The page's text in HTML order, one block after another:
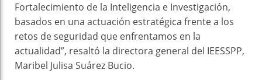
Fortalecimiento de la Inteligencia e Investigación,
basados en una actuación estratégica frente a los
retos de seguridad que enfrentamos en la
actualidad”, resaltó la directora general del IEESSPP,
Maribel Julisa Suárez Bucio.